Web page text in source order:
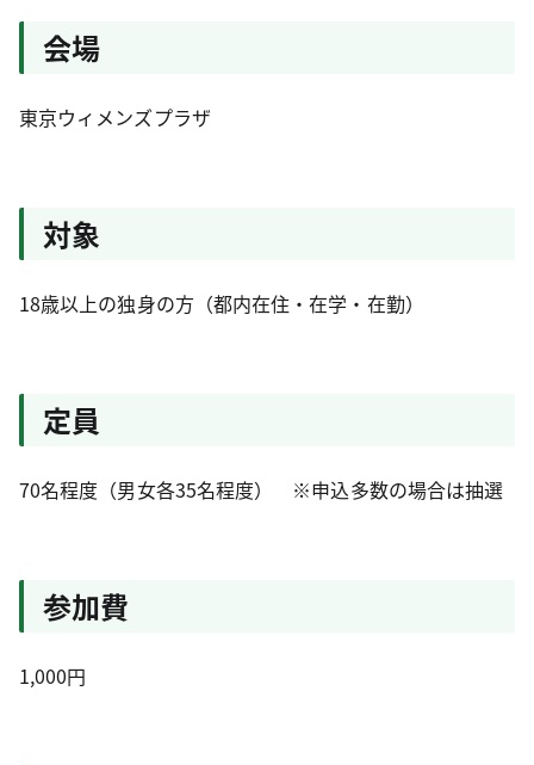
会場
東京ウィメンズプラザ
対象
18歳以上の独身の方（都内在住・在学・在勤）
定員
70名程度（男女各35名程度） ※申込多数の場合は抽選
参加費
1,000円